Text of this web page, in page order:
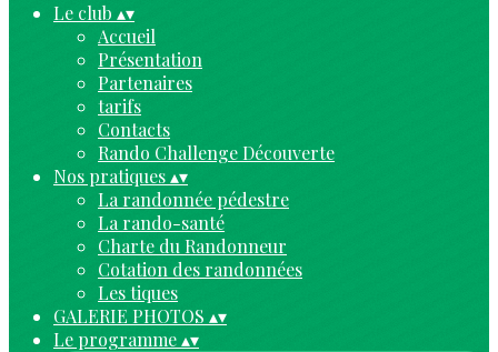
Le club ▴▾
Accueil
Présentation
Partenaires
tarifs
Contacts
Rando Challenge Découverte
Nos pratiques▴▾
La randonnée pédestre
La rando-santé
Charte du Randonneur
Cotation des randonnées
Les tiques
GALERIE PHOTOS ▴▾
Le programme▴▾